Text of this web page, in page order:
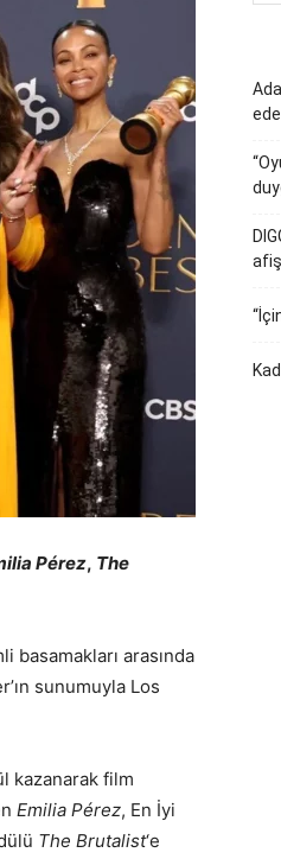
Pérez, The
basamakları arasında
sunumuyla Los
kazanarak film
Emilia Pérez, En İyi
The Brutalist‘e
afiş